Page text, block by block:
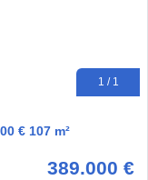
1 / 1
€ 107 m²
389.000 €